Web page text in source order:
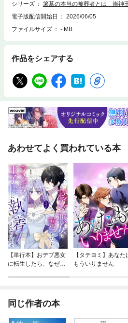
シリーズ
箸墓の本当の被葬者とは 崇神
電子版配信開始日
2026/06/05
ファイルサイズ
- MB
作品をシェアする
あわせてよく買われている本
【単行本】おデブ悪女
に転生したら、なぜか
【タテヨミ】あなた
もういりません
同じ作者の本